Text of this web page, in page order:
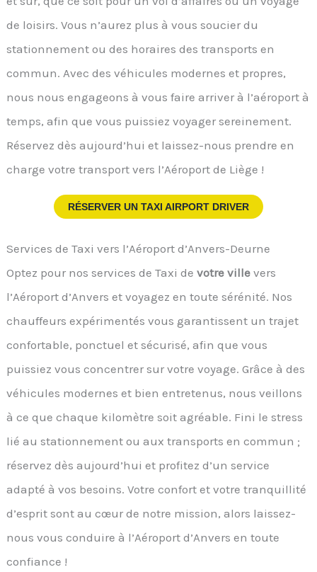
de loisirs. Vous n’aurez plus à vous soucier du
stationnement ou des horaires des transports en
commun. Avec des véhicules modernes et propres,
nous nous engageons à vous faire arriver à l’aéroport à
temps, afin que vous puissiez voyager sereinement.
Réservez dès aujourd’hui et laissez-nous prendre en
charge votre transport vers l’Aéroport de Liège !
RÉSERVER UN TAXI AIRPORT DRIVER
Services de Taxi vers l’Aéroport d’Anvers-Deurne
Optez pour nos services de Taxi devotre ville vers
l’Aéroport d’Anvers et voyagez en toute sérénité. Nos
chauffeurs expérimentés vous garantissent un trajet
confortable, ponctuel et sécurisé, afin que vous
puissiez vous concentrer sur votre voyage. Grâce à des
véhicules modernes et bien entretenus, nous veillons
à ce que chaque kilomètre soit agréable. Fini le stress
lié au stationnement ou aux transports en commun ;
réservez dès aujourd’hui et profitez d’un service
adapté à vos besoins. Votre confort et votre tranquillité
d’esprit sont au cœur de notre mission, alors laissez-
nous vous conduire à l’Aéroport d’Anvers en toute
confiance !